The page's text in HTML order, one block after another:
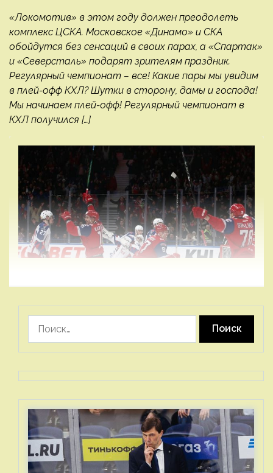
«Локомотив» в этом году должен преодолеть
комплекс ЦСКА. Московское «Динамо» и СКА
обойдутся без сенсаций в своих парах, а «Спартак»
и «Северсталь» подарят зрителям праздник.
Регулярный чемпионат – все! Какие пары мы увидим
в плей-офф КХЛ? Шутки в сторону, дамы и господа!
Мы начинаем плей-офф! Регулярный чемпионат в
КХЛ получился […]